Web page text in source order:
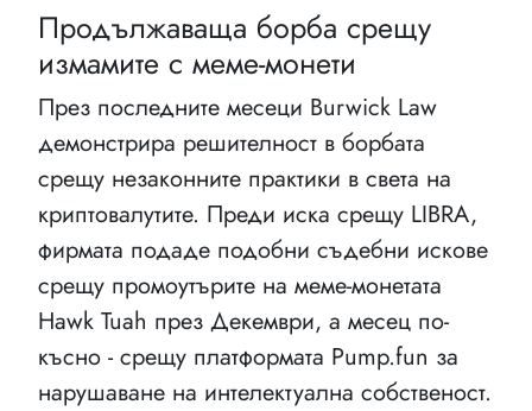
Продължаваща борба срещу
измамите с меме-монети
През последните месеци Burwick Law
демонстрира решителност в борбата
срещу незаконните практики в света на
криптовалутите. Преди иска срещу LIBRA,
фирмата подаде подобни съдебни искове
срещу промоутърите на меме-монетата
Hawk Tuah през Декември, а месец по-
късно - срещу платформата Pump.fun за
нарушаване на интелектуална собственост.